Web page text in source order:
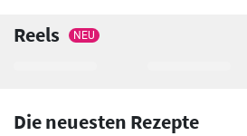
Reels NEU
Die neuesten Rezepte